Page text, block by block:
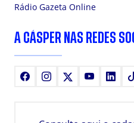
Rádio Gazeta Online
A CÁSPER NAS REDES
FacebookInstagram Youtube